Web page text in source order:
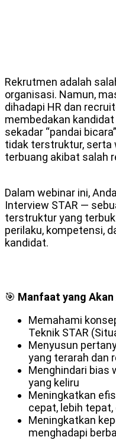
Rekrutmen adalah
organisasi. Namun,
dihadapi HR dan
membedakan
sekadar “pandai
tidak terstruktur, serta
terbuang akibat salah
Dalam webinar ini,
Interview STAR —
terstruktur yang
perilaku, kompetensi,
kandidat.
🎯 Manfaat yang Akan
Memahami
Teknik STAR
Menyusun
yang terarah dan
Menghindari bias
yang keliru
Meningkatkan
cepat, lebih
Meningkatkan
menghadapi